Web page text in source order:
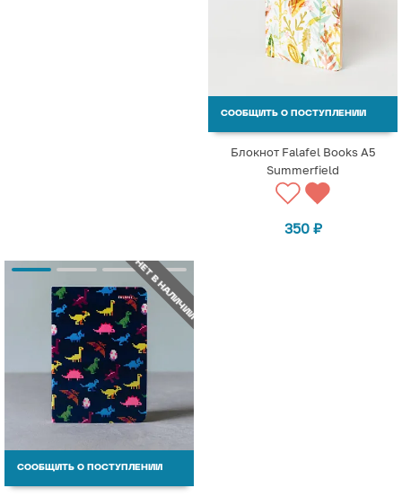
СООБЩИТЬ О ПОСТУПЛЕНИИ
Блокнот Falafel Books А5
Summerfield
350 ₽
НЕТ В НАЛИЧИИ
СООБЩИТЬ О ПОСТУПЛЕНИИ